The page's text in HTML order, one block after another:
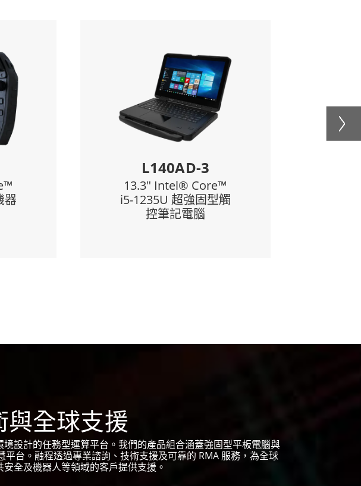
10.1" Intel® Core™
i5-1135G7 強固型平板
1920 x 1200 / 800 nits WUXGA帶投
射電容觸控
採用防眩光解決方案，陽光下可讀
IP65 防水防塵，採用 MIL-STD-810H
堅固外殼
2MP網絡攝像頭，8MP自動對焦後置
現全天生產力
可選1D/2D條碼閱讀器
可選乙太網路直通Giga LAN (RJ45)
8” 1280 x 800 IPS LED面板，具
投射電容式(P-Cap) 多點
車輛網關連接的默認
USB 3.0 Type A，USB 3.0 Type
全球支援
設計的任務型運算平台。我們的產品組合涵蓋強固型平板電腦與
台。融程透過專業諮詢、技術支援及可靠的 RMA 服務，為全球
全及機器人等領域的客戶提供支援。